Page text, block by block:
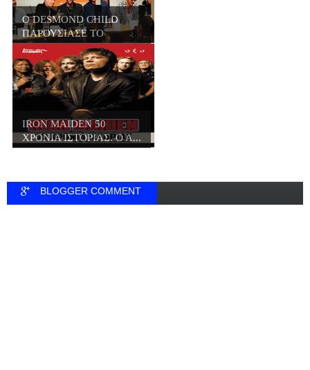
Ο DESMOND CHILD
ΠΑΡΟΥΣΙΑΣΕ ΤΟ
ΒΙΒΛΙ...
IRON MAIDEN 50
ΧΡΟΝΙΑ ΙΣΤΟΡΙΑΣ. Ο Α...
BLOGGER COMMENT